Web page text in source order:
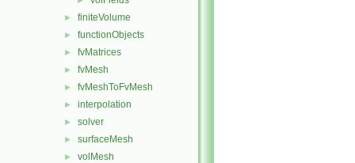
► finiteVolume
► functionObjects
► fvMatrices
► fvMesh
► fvMeshToFvMesh
► interpolation
► solver
► surfaceMesh
► volMesh